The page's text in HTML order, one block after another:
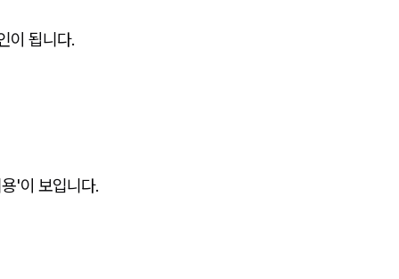
이 됩니다.
'이 보입니다.